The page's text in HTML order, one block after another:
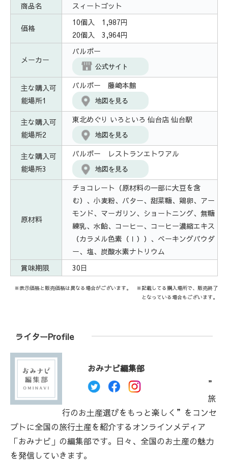
商品名 スィートゴット
価格
10個入 1,987円
20個入 3,964円
メーカー
パルポー
公式サイト
主な購入可
能場所1
パルポー 藤崎本館
地図を見る
主な購入可
能場所2
東北めぐり いろといろ 仙台店 仙台駅
地図を見る
主な購入可
能場所3
パルポー レストランエトワアル
地図を見る
原材料
チョコレート（原材料の一部に大豆を含
む）、小麦粉、バター、甜菜糖、鶏卵、アー
モンド、マーガリン、ショートニング、無糖
練乳、水飴、コーヒー、コーヒー濃縮エキス
（カラメル色素（Ｉ））、ベーキングパウダ
ー、塩、炭酸水素ナトリウム
賞味期限
30日
※表示価格と販売価格は異なる場合がございます。 ※記載してる購入場所で、販売終了
となっている場合もございます。
ライターProfile
おみナビ編集部
”
旅
行のお土産選びをもっと楽しく”をコンセ
プトに全国の旅行土産を紹介するオンラインメディア
「おみナビ」の編集部です。日々、全国のお土産の魅力
を発信していきます。